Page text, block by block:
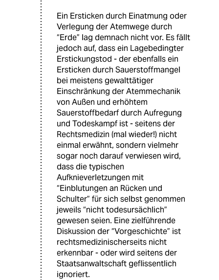
Ein Ersticken durch Einatmung oder
Verlegung der Atemwege durch
“Erde” lag demnach nicht vor. Es fällt
jedoch auf, dass ein Lagebedingter
Erstickungstod - der ebenfalls ein
Ersticken durch Sauerstoffmangel
bei meistens gewalttätiger
Einschränkung der Atemmechanik
von Außen und erhöhtem
Sauerstoffbedarf durch Aufregung
und Todeskampf ist - seitens der
Rechtsmedizin (mal wieder!) nicht
einmal erwähnt, sondern vielmehr
sogar noch darauf verwiesen wird,
dass die typischen
Aufknieverletzungen mit
“Einblutungen an Rücken und
Schulter” für sich selbst genommen
jeweils “nicht todesursächlich”
gewesen seien. Eine zielführende
Diskussion der “Vorgeschichte” ist
rechtsmedizinischerseits nicht
erkennbar - oder wird seitens der
Staatsanwaltschaft geflissentlich
ignoriert.